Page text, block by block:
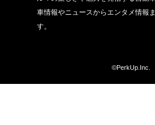
車情報やニュースからエンタメ情報
す。
©PerkUp.Inc.